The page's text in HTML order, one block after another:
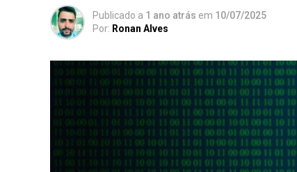
Publicado a 1 ano atrás em 10/07/2025
Por: Ronan Alves